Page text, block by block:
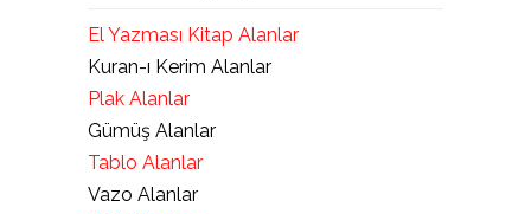
El Yazması Kitap Alanlar
Kuran-ı Kerim Alanlar
Plak Alanlar
Gümüş Alanlar
Tablo Alanlar
Vazo Alanlar